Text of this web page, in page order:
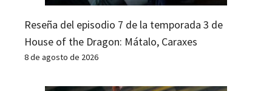
Reseña del episodio 7 de la temporada 3 de
House of the Dragon: Mátalo, Caraxes
8 de agosto de 2026